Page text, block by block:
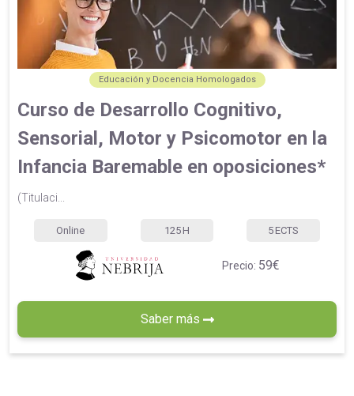
Educación y Docencia Homologados
Curso de Desarrollo Cognitivo,
Sensorial, Motor y Psicomotor en la
Infancia Baremable en oposiciones*
(Titulaci...
Online 125 H 5 ECTS
Precio: 59€
Saber más